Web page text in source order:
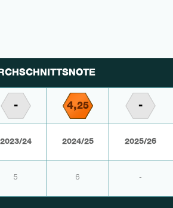
- 4,25 -
2023/24 2024/25 2025/26
5 6 -